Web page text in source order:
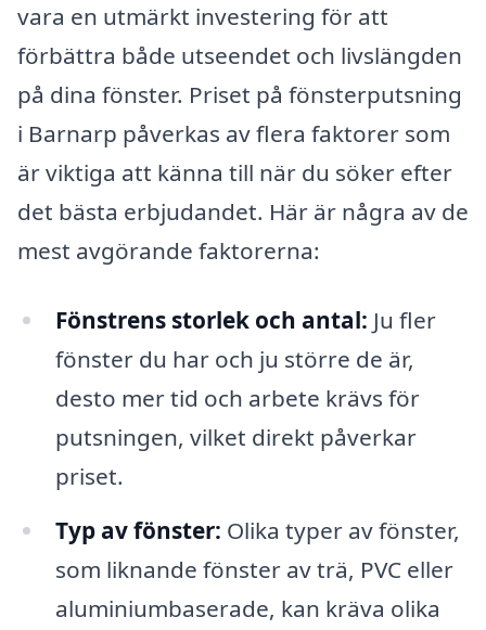
vara en utmärkt investering för att
förbättra både utseendet och livslängden
på dina fönster. Priset på fönsterputsning
i Barnarp påverkas av flera faktorer som
är viktiga att känna till när du söker efter
det bästa erbjudandet. Här är några av de
mest avgörande faktorerna:
Fönstrens storlek och antal: Ju fler
fönster du har och ju större de är,
desto mer tid och arbete krävs för
putsningen, vilket direkt påverkar
priset.
Typ av fönster: Olika typer av fönster,
som liknande fönster av trä, PVC eller
aluminiumbaserade, kan kräva olika